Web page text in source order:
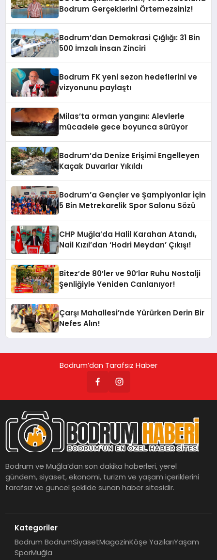
Bodrum Gerçeklerini Örtemezsiniz!
Bodrum’dan Demokrasi Çığlığı: 31 Bin
500 İmzalı İnsan Zinciri
Bodrum FK yeni sezon hedeflerini ve
vizyonunu paylaştı
Milas’ta orman yangını: Alevlerle
mücadele gece boyunca sürüyor
Bodrum’da Denize Erişimi Engelleyen
Kaçak Duvarlar Yıkıldı
Bodrum’a Gençler ve Şampiyonlar İçin
5 Bin Metrekarelik Spor Salonu Sözü
CHP Muğla’da Halil Karahan Atandı,
Nail Kızıl’dan ‘Hodri Meydan’ Çıkışı!
Bitez’de 80’ler ve 90’lar Ruhu Nostalji
Şenliğiyle Yeniden Canlanıyor!
Çarşı Mahallesi’nde Yürürken Derin Bir
Nefes Alın!
Bodrum’dan Tarafsız Haber
Bodrum ve Muğla’dan son dakika haberleri, yerel
gündem, siyaset, ekonomi, turizm ve yaşam içeriklerini
tarafsız ve güncel şekilde sunan haber sitesidir.
Kategoriler
Bodrum BodrumSiyasetMagazinKöşe YazılarıYaşam
SporMuğla